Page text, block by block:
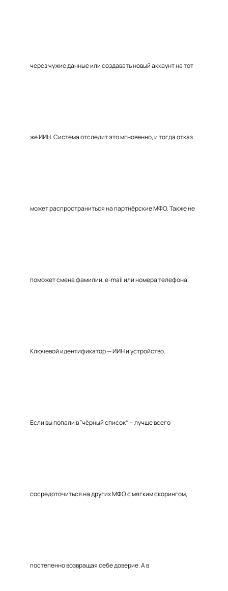
через чужие данные или создавать новый аккаунт на тот
же ИИН. Система отследит это мгновенно, и тогда отказ
может распространиться на партнёрские МФО. Также не
поможет смена фамилии, e-mail или номера телефона.
Ключевой идентификатор — ИИН и устройство.
Если вы попали в “чёрный список” — лучше всего
сосредоточиться на других МФО с мягким скорингом,
постепенно возвращая себе доверие. А в